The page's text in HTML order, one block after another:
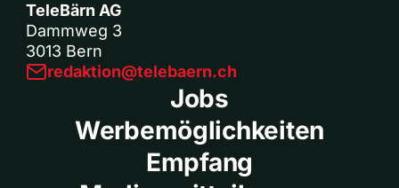
TeleBärn AG
Dammweg 3
3013 Bern
redaktion@telebaern.ch
Jobs
Werbemöglichkeiten
Empfang